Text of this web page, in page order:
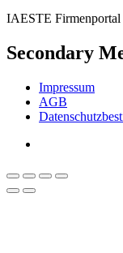
IAESTE Firmenportal
Secondary
Impressum
AGB